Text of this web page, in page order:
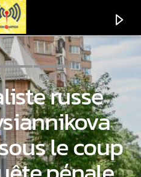
L'INFO MONDE
russe
le coup